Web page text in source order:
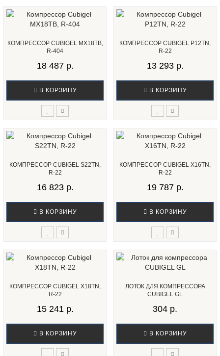
КОМПРЕССОР CUBIGEL MX18TB,
R-404
18 487 р.
В КОРЗИНУ
КОМПРЕССОР CUBIGEL P12TN,
R-22
13 293 р.
В КОРЗИНУ
КОМПРЕССОР CUBIGEL S22TN,
R-22
16 823 р.
В КОРЗИНУ
КОМПРЕССОР CUBIGEL X16TN,
R-22
19 787 р.
В КОРЗИНУ
КОМПРЕССОР CUBIGEL X18TN,
R-22
15 241 р.
В КОРЗИНУ
ЛОТОК ДЛЯ КОМПРЕССОРА
CUBIGEL GL
304 р.
В КОРЗИНУ